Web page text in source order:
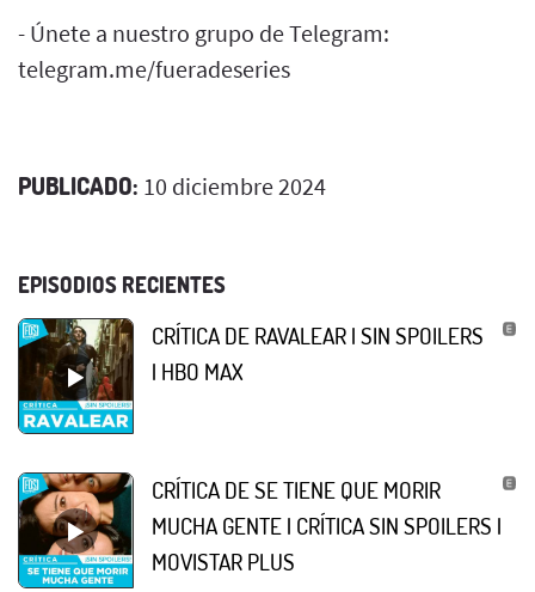
- Únete a nuestro grupo de Telegram:
telegram.me/fueradeseries
PUBLICADO: 10 diciembre 2024
EPISODIOS RECIENTES
CRÍTICA DE RAVALEAR | SIN SPOILERS
| HBO MAX
CRÍTICA DE SE TIENE QUE MORIR
MUCHA GENTE | CRÍTICA SIN SPOILERS |
MOVISTAR PLUS